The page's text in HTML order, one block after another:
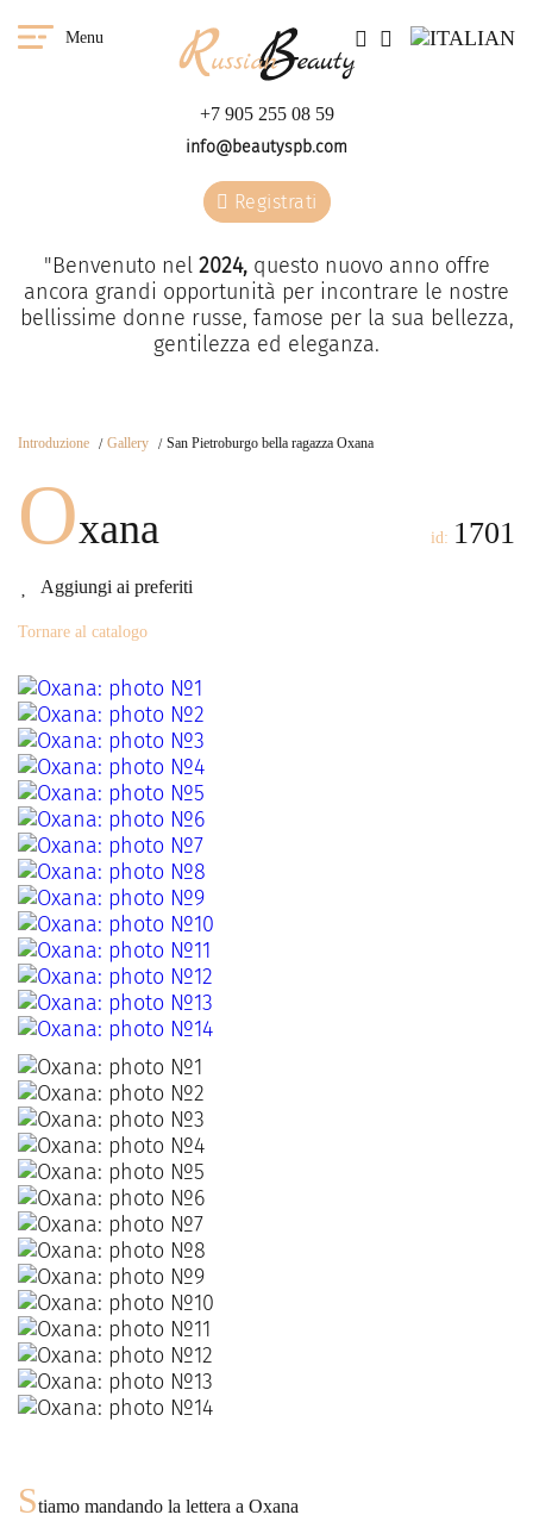
Menu
+7 905 255 08 59
info@beautyspb.com
Registrati
"Benvenuto nel 2024, questo nuovo anno offre
ancora grandi opportunità per incontrare le nostre
bellissime donne russe, famose per la sua bellezza,
gentilezza ed eleganza.
Introduzione Gallery San Pietroburgo bella ragazza Oxana
Oxana
Aggiungi ai preferiti
id: 1701
Tornare al catalogo
Stiamo mandando la lettera a Oxana